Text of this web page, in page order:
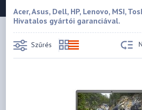
Acer, Asus, Dell, HP, Lenovo, MSI,
Hivatalos gyártói garanciával.
Szűrés